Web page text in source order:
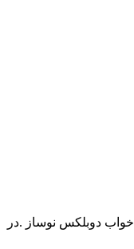
مساحت زمین۴۸۰متر ۱۸۰متر بنا لوکس ۳خواب دوبلکس نوساز .در